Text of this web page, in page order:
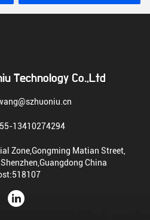
Technology Co.,Ltd
13410274294
Zone,Gongming Matian Street,
China